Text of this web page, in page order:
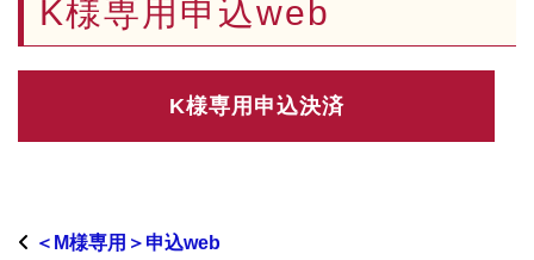
K様専用申込web
＜M様専用＞申込web